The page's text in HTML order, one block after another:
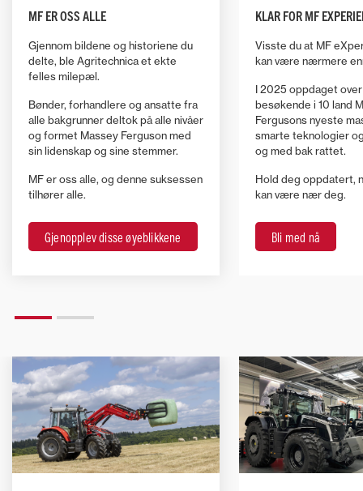
MF ER OSS ALLE
Gjennom bildene og historiene du
delte, ble Agritechnica et ekte
felles milepæl.
Bønder, forhandlere og ansatte fra
alle bakgrunner deltok på alle nivåer
og formet Massey Ferguson med
sin lidenskap og sine stemmer.
MF er oss alle, og denne suksessen
tilhører alle.
Gjenopplev disse øyeblikkene
KLAR FOR MF
Visste du at MF
kan være nærmere
I 2025 oppdaget
besøkende i 10 land
Fergusons nyeste
smarte teknologier
og med bak rattet.
Hold deg oppdatert,
kan være nær deg.
Bli med nå